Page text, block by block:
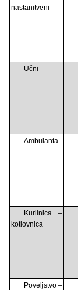
nastanitveni
Učni
Ambulanta
Kurilnica –
kotlovnica
Poveljstvo –